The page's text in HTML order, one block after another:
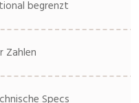
begrenzt
Zahlen
Specs